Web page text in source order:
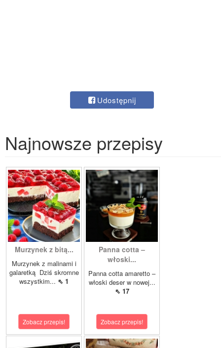
Udostępnij
Najnowsze przepisy
Murzynek z bitą...
Murzynek z malinami i
galaretką Dziś skromne
wszystkim... ⇖ 1
Zobacz przepis!
Panna cotta –
włoski...
Panna cotta amaretto –
włoski deser w nowej...
⇖ 17
Zobacz przepis!